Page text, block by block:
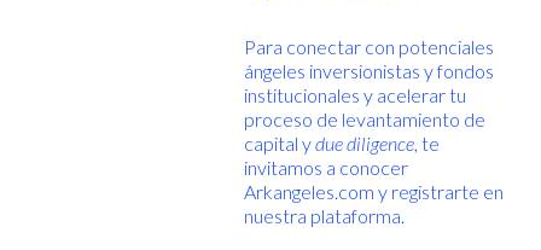
Para conectar con potenciales
ángeles inversionistas y fondos
institucionales y acelerar tu
proceso de levantamiento de
capital ydue diligence, te
invitamos a conocer
Arkangeles.com y registrarte en
nuestra plataforma.